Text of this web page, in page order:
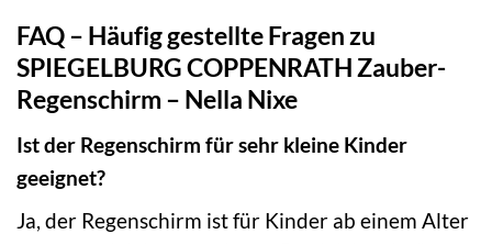
FAQ – Häufig gestellte Fragen zu
SPIEGELBURG COPPENRATH Zauber-
Regenschirm – Nella Nixe
Ist der Regenschirm für sehr kleine Kinder
geeignet?
Ja, der Regenschirm ist für Kinder ab einem Alter